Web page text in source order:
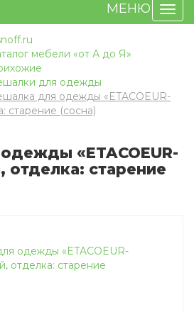
МЕНЮ
мебели «от А до Я»
для одежды
для одежды «ETACOEUR-
старение (сосна)
«ETACOEUR-
отделка: старение